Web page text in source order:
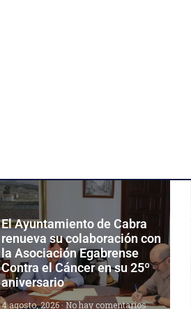
El Ayuntamiento de Cabra
renueva su colaboración con
la Asociación Egabrense
Contra el Cáncer en su 25º
aniversario
4 agosto, 2026 No hay comentarios